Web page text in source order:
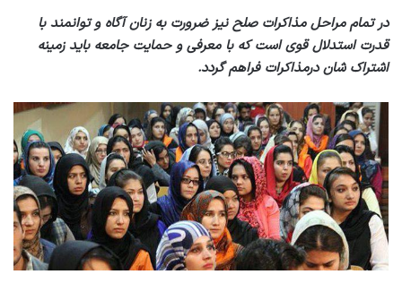
در تمام مراحل مذاکرات صلح نیز ضرورت به زنان آگاه و توانمند با
قدرت استدلال قوی است که با معرفی و حمایت جامعه باید زمینه
اشتراک شان درمذاکرات فراهم گردد.